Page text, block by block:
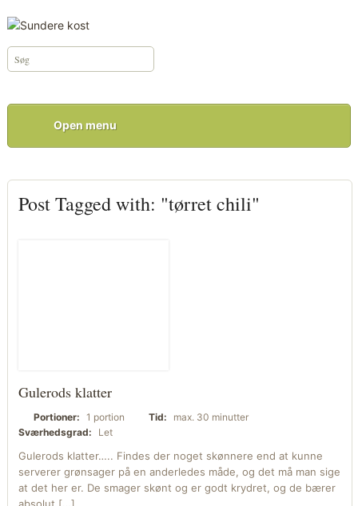
Open menu
Post Tagged with: "tørret chili"
Gulerods klatter
Portioner: 1 portion Tid:
max. 30 minutter
Sværhedsgrad:
Let
Gulerods klatter….. Findes der noget skønnere end at kunne
serverer grønsager på en anderledes måde, og det må man sige
at det her er. De smager skønt og er godt krydret, og de bærer